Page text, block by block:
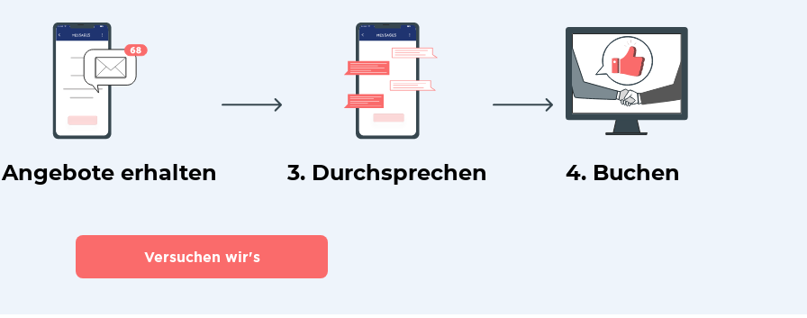
Angebote erhalten 3. Durchsprechen 4. Buchen
Versuchen wir's